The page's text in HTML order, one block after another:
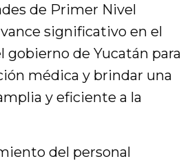
de Primer Nivel
significativo en el
gobierno de Yucatán para
médica y brindar una
y eficiente a la
del personal